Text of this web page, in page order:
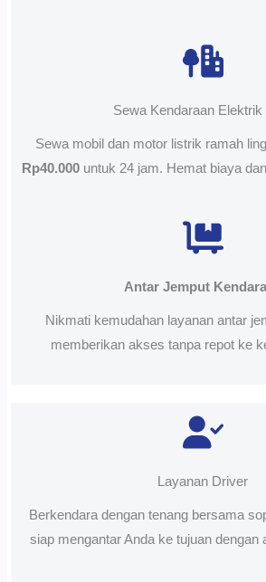
Sewa Kendaraan Elektrik
Sewa mobil dan motor listrik ramah
Rp40.000untuk 24 jam. Hemat biaya
Antar Jemput
Nikmati kemudahan layanan antar
memberikan akses tanpa repot ke
Layanan Driver
Berkendara dengan tenang bersama
siap mengantar Anda ke tujuan dengan